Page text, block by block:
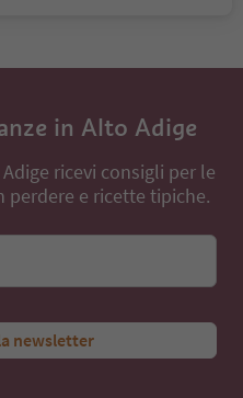
in Alto Adige
ricevi consigli per le
perdere e ricette tipiche.
newsletter